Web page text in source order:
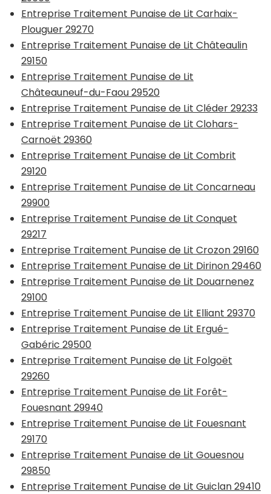
Entreprise Traitement Punaise de Lit Carhaix-
Plouguer 29270
Entreprise Traitement Punaise de Lit Châteaulin
29150
Entreprise Traitement Punaise de Lit
Châteauneuf-du-Faou 29520
Entreprise Traitement Punaise de Lit Cléder 29233
Entreprise Traitement Punaise de Lit Clohars-
Carnoët 29360
Entreprise Traitement Punaise de Lit Combrit
29120
Entreprise Traitement Punaise de Lit Concarneau
29900
Entreprise Traitement Punaise de Lit Conquet
29217
Entreprise Traitement Punaise de Lit Crozon 29160
Entreprise Traitement Punaise de Lit Dirinon 29460
Entreprise Traitement Punaise de Lit Douarnenez
29100
Entreprise Traitement Punaise de Lit Elliant 29370
Entreprise Traitement Punaise de Lit Ergué-
Gabéric 29500
Entreprise Traitement Punaise de Lit Folgoët
29260
Entreprise Traitement Punaise de Lit Forêt-
Fouesnant 29940
Entreprise Traitement Punaise de Lit Fouesnant
29170
Entreprise Traitement Punaise de Lit Gouesnou
29850
Entreprise Traitement Punaise de Lit Guiclan 29410